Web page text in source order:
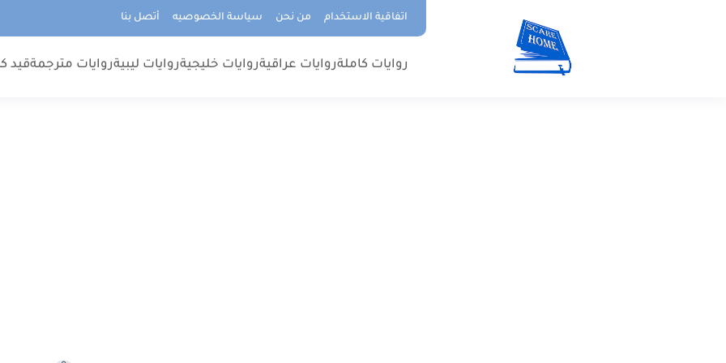
اتفاقية الاستخدام من نحن سياسة الخصوصيه أتصل بنا
روايات كاملةروايات عراقيةروايات خليجيةروايات ليبيةروايات مترجمةقيد